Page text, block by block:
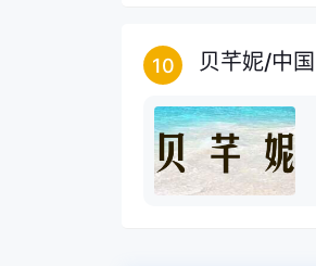
10 贝芊妮/中国